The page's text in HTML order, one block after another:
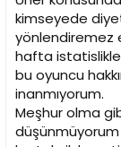
kimseyede
yönlendiremez
hafta
bu oyuncu
inanmıyorum.
Meşhur olma